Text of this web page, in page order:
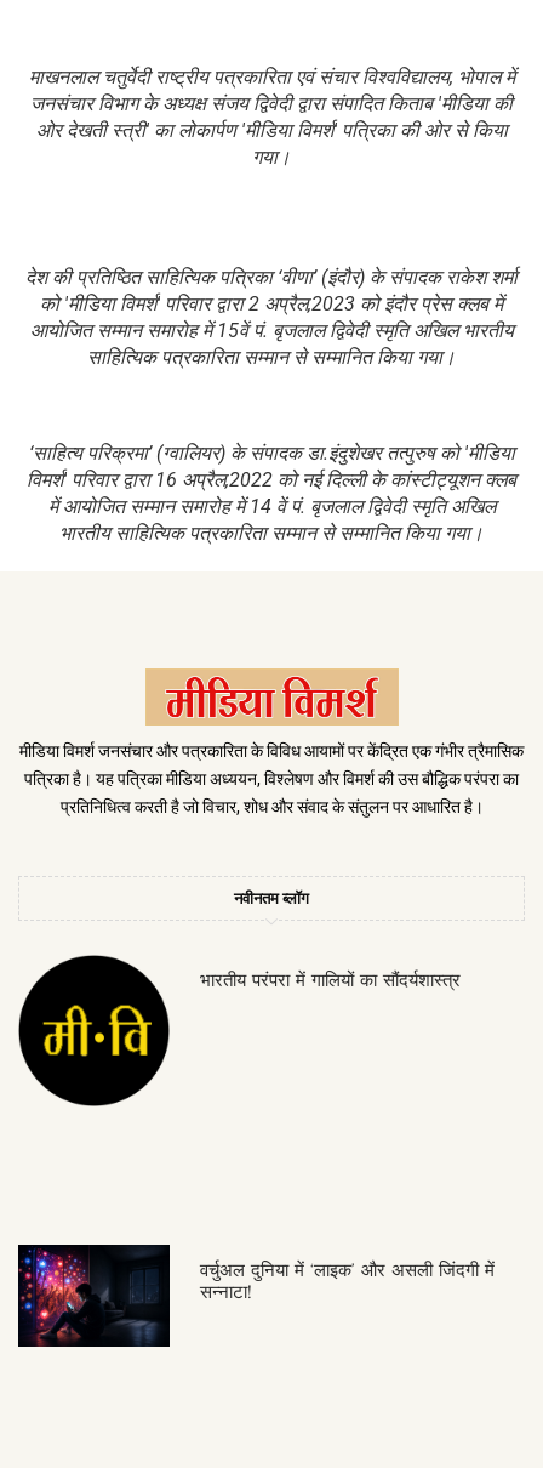
माखनलाल चतुर्वेदी राष्ट्रीय पत्रकारिता एवं संचार विश्वविद्यालय, भोपाल में
जनसंचार विभाग के अध्यक्ष संजय द्विवेदी द्वारा संपादित किताब 'मीडिया की
ओर देखती स्त्री' का लोकार्पण 'मीडिया विमर्श' पत्रिका की ओर से किया
गया।
देश की प्रतिष्ठित साहित्यिक पत्रिका ‘वीणा’ (इंदौर) के संपादक राकेश शर्मा
को 'मीडिया विमर्श' परिवार द्वारा 2 अप्रैल,2023 को इंदौर प्रेस क्लब में
आयोजित सम्मान समारोह में 15वें पं. बृजलाल द्विवेदी स्मृति अखिल भारतीय
साहित्यिक पत्रकारिता सम्मान से सम्मानित किया गया।
‘साहित्य परिक्रमा’ (ग्वालियर) के संपादक डा.इंदुशेखर तत्पुरुष को 'मीडिया
विमर्श' परिवार द्वारा 16 अप्रैल,2022 को नई दिल्ली के कांस्टीट्यूशन क्लब
में आयोजित सम्मान समारोह में 14 वें पं. बृजलाल द्विवेदी स्मृति अखिल
भारतीय साहित्यिक पत्रकारिता सम्मान से सम्मानित किया गया।
मीडिया विमर्श जनसंचार और पत्रकारिता के विविध आयामों पर केंद्रित एक गंभीर त्रैमासिक
पत्रिका है। यह पत्रिका मीडिया अध्ययन, विश्लेषण और विमर्श की उस बौद्धिक परंपरा का
प्रतिनिधित्व करती है जो विचार, शोध और संवाद के संतुलन पर आधारित है।
नवीनतम ब्लॉग
भारतीय परंपरा में गालियों का सौंदर्यशास्त्र
वर्चुअल दुनिया में ‘लाइक’ और असली जिंदगी में
सन्नाटा!